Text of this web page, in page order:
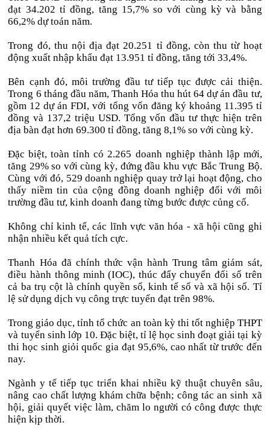
đạt 34.202 tỉ đồng, tăng 15,7% so với cùng kỳ và bằng
66,2% dự toán năm.
Trong đó, thu nội địa đạt 20.251 tỉ đồng, còn thu từ hoạt
động xuất nhập khẩu đạt 13.951 tỉ đồng, tăng tới 33,4%.
Bên cạnh đó, môi trường đầu tư tiếp tục được cải thiện.
Trong 6 tháng đầu năm, Thanh Hóa thu hút 64 dự án đầu tư,
gồm 12 dự án FDI, với tổng vốn đăng ký khoảng 11.395 tỉ
đồng và 137,2 triệu USD. Tổng vốn đầu tư thực hiện trên
địa bàn đạt hơn 69.300 tỉ đồng, tăng 8,1% so với cùng kỳ.
Đặc biệt, toàn tỉnh có 2.265 doanh nghiệp thành lập mới,
tăng 29% so với cùng kỳ, đứng đầu khu vực Bắc Trung Bộ.
Cùng với đó, 529 doanh nghiệp quay trở lại hoạt động, cho
thấy niềm tin của cộng đồng doanh nghiệp đối với môi
trường đầu tư, kinh doanh đang từng bước được củng cố.
Không chỉ kinh tế, các lĩnh vực văn hóa - xã hội cũng ghi
nhận nhiều kết quả tích cực.
Thanh Hóa đã chính thức vận hành Trung tâm giám sát,
điều hành thông minh (IOC), thúc đẩy chuyển đổi số trên
cả ba trụ cột là chính quyền số, kinh tế số và xã hội số. Tỉ
lệ sử dụng dịch vụ công trực tuyến đạt trên 98%.
Trong giáo dục, tỉnh tổ chức an toàn kỳ thi tốt nghiệp THPT
và tuyển sinh lớp 10. Đặc biệt, tỉ lệ học sinh đoạt giải tại kỳ
thi học sinh giỏi quốc gia đạt 95,6%, cao nhất từ trước đến
nay.
Ngành y tế tiếp tục triển khai nhiều kỹ thuật chuyên sâu,
nâng cao chất lượng khám chữa bệnh; công tác an sinh xã
hội, giải quyết việc làm, chăm lo người có công được thực
hiện kịp thời.